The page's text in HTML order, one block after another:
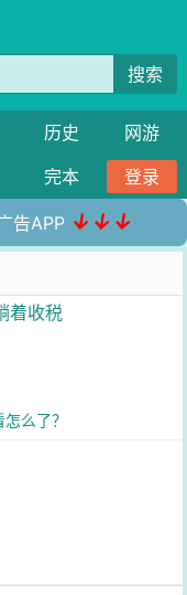
搜索
历史
网游
完本 登录
告APP ↓↓↓
着收税
么了？